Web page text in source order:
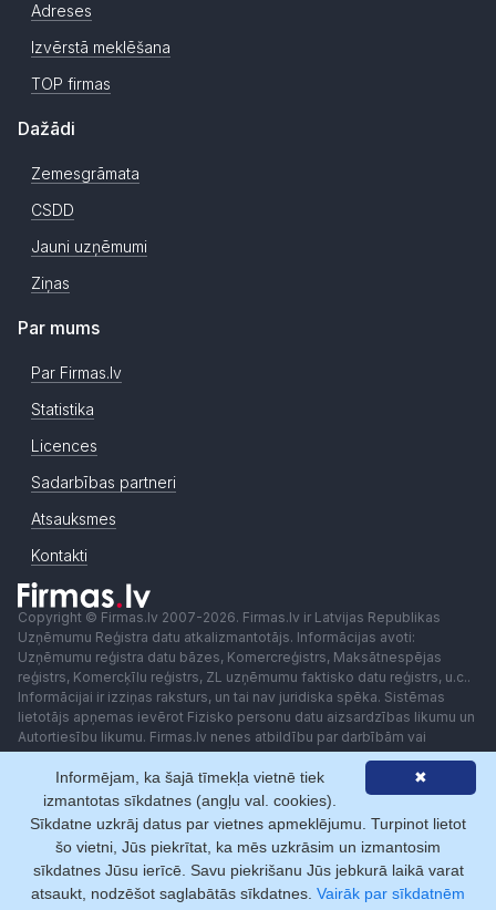
Adreses
Izvērstā meklēšana
TOP firmas
Dažādi
Zemesgrāmata
CSDD
Jauni uzņēmumi
Ziņas
Par mums
Par Firmas.lv
Statistika
Licences
Sadarbības partneri
Atsauksmes
Kontakti
Copyright © Firmas.lv 2007-2026. Firmas.lv ir Latvijas Republikas
Uzņēmumu Reģistra datu atkalizmantotājs. Informācijas avoti:
Uzņēmumu reģistra datu bāzes, Komercreģistrs, Maksātnespējas
reģistrs, Komercķīlu reģistrs, ZL uzņēmumu faktisko datu reģistrs, u.c..
Informācijai ir izziņas raksturs, un tai nav juridiska spēka. Sistēmas
lietotājs apņemas ievērot Fizisko personu datu aizsardzības likumu un
Autortiesību likumu. Firmas.lv nenes atbildību par darbībām vai
lēmumiem, kas balstīti uz saņemto pakalpojumu. Lietotājam aizliegts
izmantot jebkādas automatizētas sistēmas vai iekārtas (robotus)
piekļuvei sistēmai bez rakstiskas saskaņošanas ar Firmas.lv. Galvenā
redaktore: Ingūna Pempere.
Lietošanas noteikumi
Privātuma politika Norēķini ar
✖
Informējam, ka šajā tīmekļa vietnē tiek
izmantotas sīkdatnes (angļu val. cookies).
Sīkdatne uzkrāj datus par vietnes apmeklējumu. Turpinot lietot
šo vietni, Jūs piekrītat, ka mēs uzkrāsim un izmantosim
sīkdatnes Jūsu ierīcē. Savu piekrišanu Jūs jebkurā laikā varat
atsaukt, nodzēšot saglabātās sīkdatnes. Vairāk par sīkdatnēm